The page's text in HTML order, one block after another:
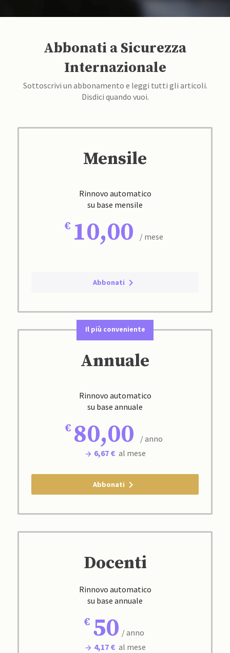
Abbonati a Sicurezza
Internazionale
Sottoscrivi un abbonamento e leggi tutti gli articoli.
Disdici quando vuoi.
Mensile
Rinnovo automatico
su base mensile
10,00 / mese
Abbonati
Il più conveniente
Annuale
Rinnovo automatico
su base annuale
80,00
/ anno
6,67 € al mese
Abbonati
Docenti
Rinnovo automatico
su base annuale
50 / anno
4,17 € al mese